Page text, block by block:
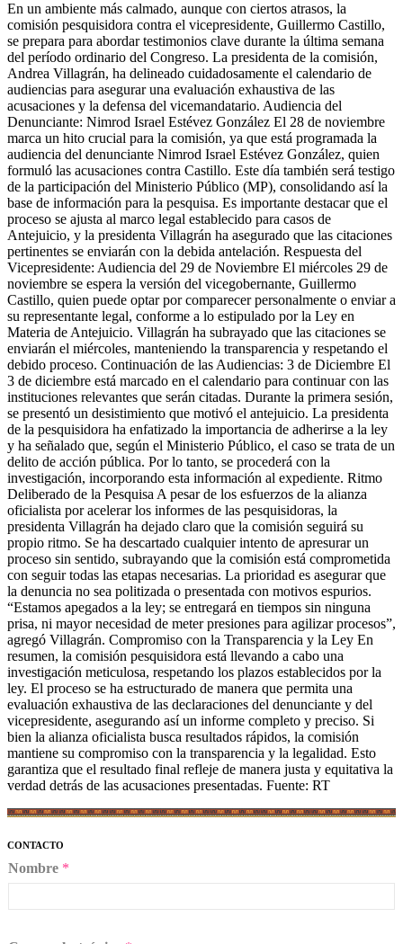
En un ambiente más calmado, aunque con ciertos atrasos, la
comisión pesquisidora contra el vicepresidente, Guillermo Castillo,
se prepara para abordar testimonios clave durante la última semana
del período ordinario del Congreso. La presidenta de la comisión,
Andrea Villagrán, ha delineado cuidadosamente el calendario de
audiencias para asegurar una evaluación exhaustiva de las
acusaciones y la defensa del vicemandatario. Audiencia del
Denunciante: Nimrod Israel Estévez González El 28 de noviembre
marca un hito crucial para la comisión, ya que está programada la
audiencia del denunciante Nimrod Israel Estévez González, quien
formuló las acusaciones contra Castillo. Este día también será testigo
de la participación del Ministerio Público (MP), consolidando así la
base de información para la pesquisa. Es importante destacar que el
proceso se ajusta al marco legal establecido para casos de
Antejuicio, y la presidenta Villagrán ha asegurado que las citaciones
pertinentes se enviarán con la debida antelación. Respuesta del
Vicepresidente: Audiencia del 29 de Noviembre El miércoles 29 de
noviembre se espera la versión del vicegobernante, Guillermo
Castillo, quien puede optar por comparecer personalmente o enviar a
su representante legal, conforme a lo estipulado por la Ley en
Materia de Antejuicio. Villagrán ha subrayado que las citaciones se
enviarán el miércoles, manteniendo la transparencia y respetando el
debido proceso. Continuación de las Audiencias: 3 de Diciembre El
3 de diciembre está marcado en el calendario para continuar con las
instituciones relevantes que serán citadas. Durante la primera sesión,
se presentó un desistimiento que motivó el antejuicio. La presidenta
de la pesquisidora ha enfatizado la importancia de adherirse a la ley
y ha señalado que, según el Ministerio Público, el caso se trata de un
delito de acción pública. Por lo tanto, se procederá con la
investigación, incorporando esta información al expediente. Ritmo
Deliberado de la Pesquisa A pesar de los esfuerzos de la alianza
oficialista por acelerar los informes de las pesquisidoras, la
presidenta Villagrán ha dejado claro que la comisión seguirá su
propio ritmo. Se ha descartado cualquier intento de apresurar un
proceso sin sentido, subrayando que la comisión está comprometida
con seguir todas las etapas necesarias. La prioridad es asegurar que
la denuncia no sea politizada o presentada con motivos espurios.
“Estamos apegados a la ley; se entregará en tiempos sin ninguna
prisa, ni mayor necesidad de meter presiones para agilizar procesos”,
agregó Villagrán. Compromiso con la Transparencia y la Ley En
resumen, la comisión pesquisidora está llevando a cabo una
investigación meticulosa, respetando los plazos establecidos por la
ley. El proceso se ha estructurado de manera que permita una
evaluación exhaustiva de las declaraciones del denunciante y del
vicepresidente, asegurando así un informe completo y preciso. Si
bien la alianza oficialista busca resultados rápidos, la comisión
mantiene su compromiso con la transparencia y la legalidad. Esto
garantiza que el resultado final refleje de manera justa y equitativa la
verdad detrás de las acusaciones presentadas. Fuente: RT
CONTACTO
Nombre *